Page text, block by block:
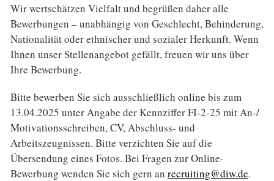
Wir wertschätzen Vielfalt und begrüßen daher alle
Bewerbungen – unabhängig von Geschlecht, Behinderung,
Nationalität oder ethnischer und sozialer Herkunft. Wenn
Ihnen unser Stellenangebot gefällt, freuen wir uns über
Ihre Bewerbung.
Bitte bewerben Sie sich ausschließlich online bis zum
13.04.2025 unter Angabe der Kennziffer FI-2-25 mit An-/
Motivationsschreiben, CV, Abschluss- und
Arbeitszeugnissen. Bitte verzichten Sie auf die
Übersendung eines Fotos. Bei Fragen zur Online-
Bewerbung wenden Sie sich gern an recruiting@diw.de.